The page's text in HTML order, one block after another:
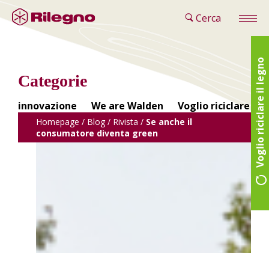
Cerca
Voglio riciclare il legno
Categorie
innovazione We are Walden Voglio riciclare il
Homepage / Blog/ Rivista / Se anche il
consumatore diventa green